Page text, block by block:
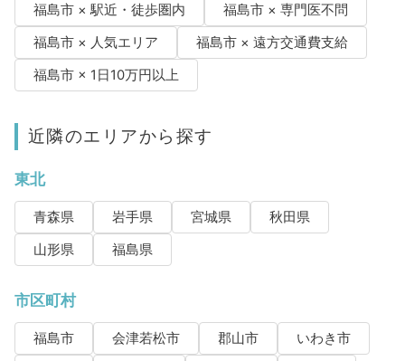
福島市 × 駅近・徒歩圏内
福島市 × 専門医不問
福島市 × 人気エリア
福島市 × 遠方交通費支給
福島市 × 1日10万円以上
近隣のエリアから探す
東北
青森県 岩手県 宮城県
秋田県
山形県
福島県
市区町村
福島市 会津若松市 郡山市
いわき市